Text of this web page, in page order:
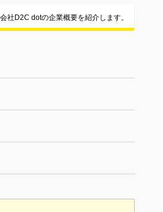
社D2C dotの企業概要を紹介します。